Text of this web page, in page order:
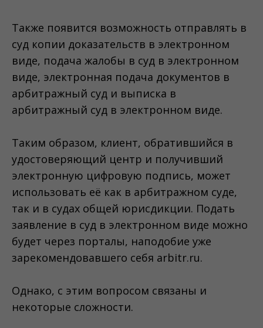
Также появится возможность отправлять в
суд копии доказательств в электронном
виде, подача жалобы в суд в электронном
виде, электронная подача документов в
арбитражный суд и выписка в
арбитражный суд в электронном виде.
Таким образом, клиент, обратившийся в
удостоверяющий центр и получивший
электронную цифровую подпись, может
использовать её как в арбитражном суде,
так и в судах общей юрисдикции. Подать
заявление в суд в электронном виде можно
будет через порталы, наподобие уже
зарекомендовавшего себя arbitr.ru.
Однако, с этим вопросом связаны и
некоторые сложности.